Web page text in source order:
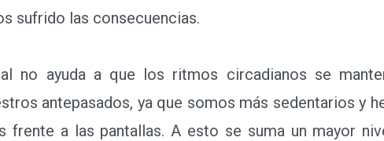
sufrido las consecuencias.
ayuda a que los ritmos circadianos se
antepasados, ya que somos más sedentarios y
frente a las pantallas. A esto se suma un mayor